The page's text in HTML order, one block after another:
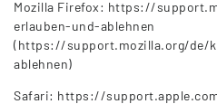
Mozilla Firefox: https://
erlauben-und-ablehnen
(https://support.mozilla.org/de/
ablehnen)
Safari: https://